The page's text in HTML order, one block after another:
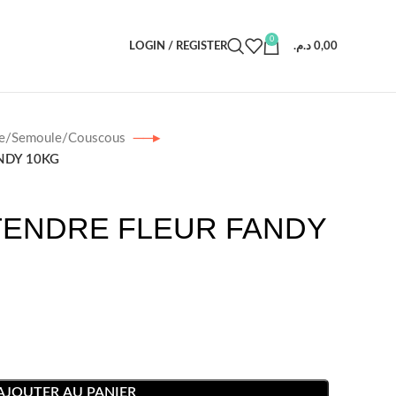
LOGIN / REGISTER
0
0,00 د.م.
Semoule/Couscous
10KG
FLEUR FANDY
AU PANIER